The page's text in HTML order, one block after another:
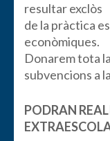
resultar exclòs
de la pràctica
econòmiques.
Donarem tota
subvencions a
PODRAN